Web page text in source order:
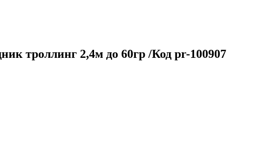
троллинг 2,4м до 60гр /Код pr-100907